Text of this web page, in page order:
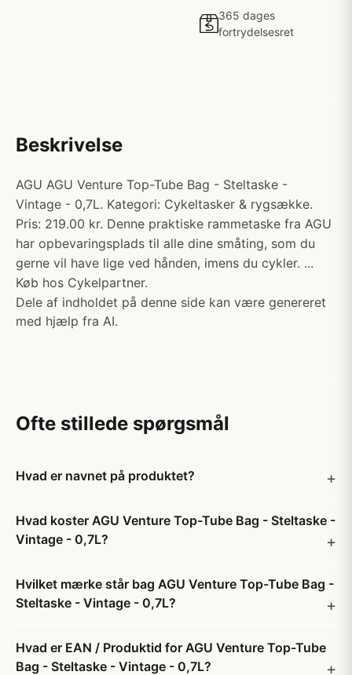
365 dages
fortrydelsesret
Beskrivelse
AGU AGU Venture Top-Tube Bag - Steltaske -
Vintage - 0,7L. Kategori: Cykeltasker & rygsække.
Pris: 219.00 kr. Denne praktiske rammetaske fra AGU
har opbevaringsplads til alle dine småting, som du
gerne vil have lige ved hånden, imens du cykler. ...
Køb hos Cykelpartner.
Dele af indholdet på denne side kan være genereret
med hjælp fra AI.
Ofte stillede spørgsmål
Hvad er navnet på produktet?
Hvad koster AGU Venture Top-Tube Bag - Steltaske -
Vintage - 0,7L?
Hvilket mærke står bag AGU Venture Top-Tube Bag -
Steltaske - Vintage - 0,7L?
Hvad er EAN / Produktid for AGU Venture Top-Tube
Bag - Steltaske - Vintage - 0,7L?